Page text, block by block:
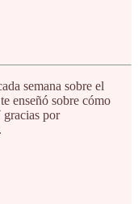
semana sobre el
enseñó sobre cómo
gracias por
.